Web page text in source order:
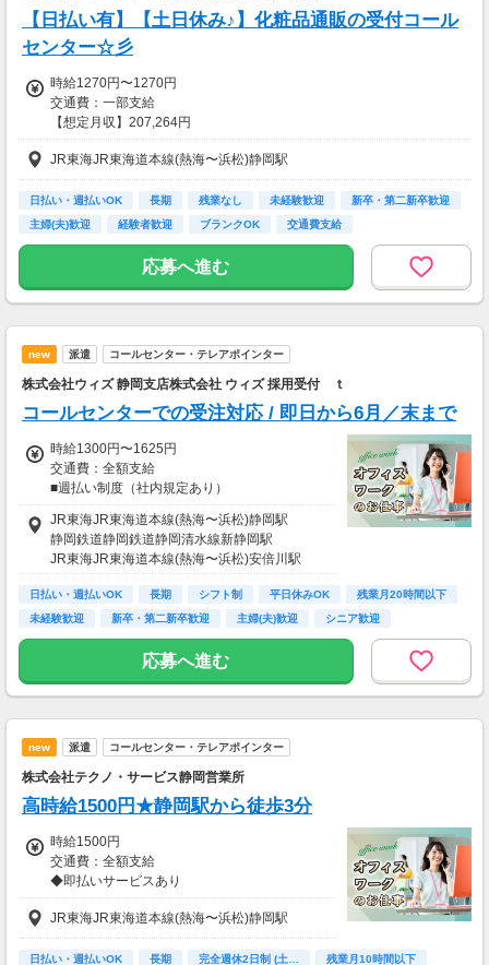
▼貯金の目安
＜リゾートバイト＞
住まい ：無料
Wi-Fi代 ：無料
食費 ：無料
スマホ ：0.5万円
そのほか ：1.5万円
社会保険 ：3万円
支出合計 ：5万円
→毎月20万円程度の貯金が目指せます！
短期でお金を貯めたい方にはピッタリ！
【日払い有】【土日休み♪】化粧品通販の受付コール
センター☆彡
時給1270円〜1270円
交通費：一部支給
【想定月収】207,264円
［交通費］一部支給 交通費上限632円/日
kkw_bcov2106
JR東海JR東海道本線(熱海〜浜松)静岡駅
日払い・週払いOK 長期 残業なし 未経験歓迎
新卒・第二新卒歓迎
主婦(夫)歓迎
経験者歓迎 ブランクOK 交通費支給
応募へ進む
new 派遣 コールセンター・テレアポインター
株式会社ウィズ 静岡支店株式会社 ウィズ 採用受付 ｔ
コールセンターでの受注対応 / 即日から6月／末まで
時給1300円〜1625円
交通費：全額支給
■週払い制度（社内規定あり）
■交通費支給（社内規定あり）
JR東海JR東海道本線(熱海〜浜松)静岡駅
静岡鉄道静岡鉄道静岡清水線新静岡駅
JR東海JR東海道本線(熱海〜浜松)安倍川駅
日払い・週払いOK 長期 シフト制 平日休みOK
残業月20時間以下
未経験歓迎
新卒・第二新卒歓迎 主婦(夫)歓迎 シニア歓迎
応募へ進む
new 派遣 コールセンター・テレアポインター
株式会社テクノ・サービス静岡営業所
高時給1500円★静岡駅から徒歩3分
時給1500円
交通費：全額支給
◆即払いサービスあり
＼ 働いた分を早めにGET！ ／
働いた分の給与の一部を、給料日前に受け取れ
ます。
スマホでカンタン申請！
JR東海JR東海道本線(熱海〜浜松)静岡駅
日払い・週払いOK 長期 完全週休2日制 (土… 残業月10時間以下